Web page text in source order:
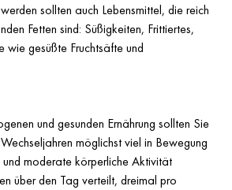
sollten auch Lebensmittel, die reich
Fetten sind: Süßigkeiten, Frittiertes,
gesüßte Fruchtsäfte und
und gesunden Ernährung sollten Sie
möglichst viel in Bewegung
moderate körperliche Aktivität
über den Tag verteilt, dreimal pro